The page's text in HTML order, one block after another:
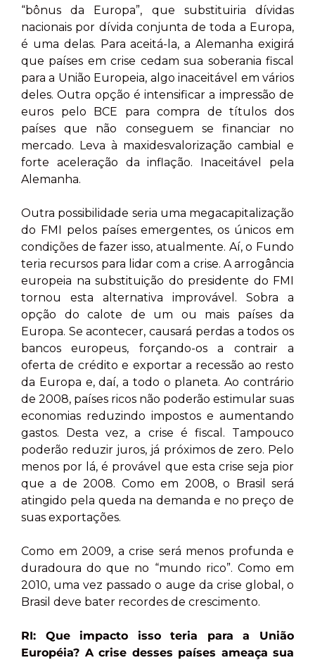
“bônus da Europa”, que substituiria dívidas
nacionais por dívida conjunta de toda a Europa,
é uma delas. Para aceitá-la, a Alemanha exigirá
que países em crise cedam sua soberania fiscal
para a União Europeia, algo inaceitável em vários
deles. Outra opção é intensificar a impressão de
euros pelo BCE para compra de títulos dos
países que não conseguem se financiar no
mercado. Leva à maxidesvalorização cambial e
forte aceleração da inflação. Inaceitável pela
Alemanha.
Outra possibilidade seria uma megacapitalização
do FMI pelos países emergentes, os únicos em
condições de fazer isso, atualmente. Aí, o Fundo
teria recursos para lidar com a crise. A arrogância
europeia na substituição do presidente do FMI
tornou esta alternativa improvável. Sobra a
opção do calote de um ou mais países da
Europa. Se acontecer, causará perdas a todos os
bancos europeus, forçando-os a contrair a
oferta de crédito e exportar a recessão ao resto
da Europa e, daí, a todo o planeta. Ao contrário
de 2008, países ricos não poderão estimular suas
economias reduzindo impostos e aumentando
gastos. Desta vez, a crise é fiscal. Tampouco
poderão reduzir juros, já próximos de zero. Pelo
menos por lá, é provável que esta crise seja pior
que a de 2008. Como em 2008, o Brasil será
atingido pela queda na demanda e no preço de
suas exportações.
Como em 2009, a crise será menos profunda e
duradoura do que no “mundo rico”. Como em
2010, uma vez passado o auge da crise global, o
Brasil deve bater recordes de crescimento.
RI: Que impacto isso teria para a União
Européia? A crise desses países ameaça sua